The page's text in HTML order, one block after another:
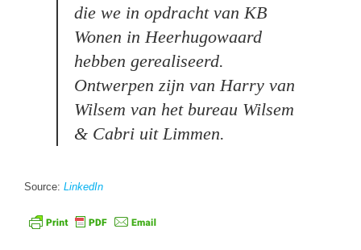
die we in opdracht van KB
Wonen in Heerhugowaard
hebben gerealiseerd.
Ontwerpen zijn van Harry van
Wilsem van het bureau Wilsem
& Cabri uit Limmen.
Source: LinkedIn